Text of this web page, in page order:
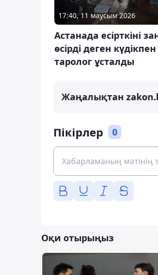
17:40, 11 маусым 2026
Астанада есірткіні
өсірді деген күдікпен
таролог ұсталды
Жаңалықтан
Пікірлер 0
Оқи отырыңыз